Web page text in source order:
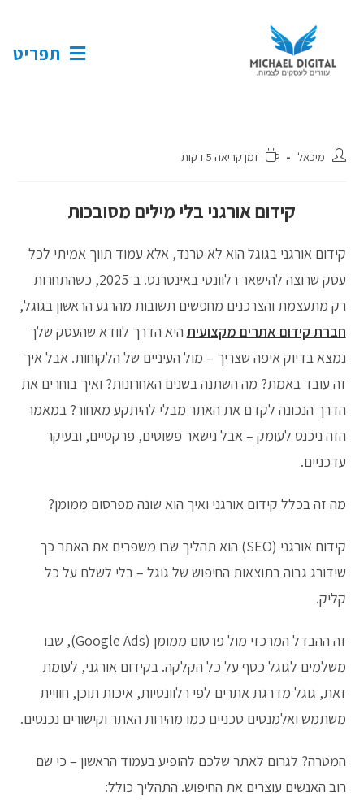
תפריט
מיכאל זמן קריאה 5 דקות
קידום אורגני בלי מילים מסובכות
קידום אורגני בגוגל הוא לא טרנד, אלא עמוד תווך אמיתי לכל
עסק שרוצה להישאר רלוונטי באינטרנט. ב־2025, כשהתחרות
רק מתעצמת והצרכנים מחפשים תשובות מהרגע הראשון בגוגל,
חברת קידום אתרים מקצועית היא הדרך לוודא שהעסק שלך
נמצא בדיוק איפה שצריך – מול העיניים של הלקוחות. אבל איך
זה עובד באמת? מה השתנה בשנים האחרונות? ואיך בוחרים את
הדרך הנכונה לקדם את האתר מבלי להיתקע מאחור? במאמר
הזה ניכנס לעומק – אבל נישאר פשוטים, פרקטיים, ובעיקר
עדכניים.
מה זה בכלל קידום אורגני ואיך הוא שונה מפרסום ממומן?
קידום אורגני (SEO) הוא תהליך שבו משפרים את האתר כך
שידורג גבוה בתוצאות החיפוש של גוגל – בלי לשלם על כל
קליק.
זה ההבדל המרכזי מול פרסום ממומן (Google Ads), שבו
משלמים לגוגל כסף על כל הקלקה. בקידום אורגני, לעומת
זאת, גוגל מדרגת אתרים לפי רלוונטיות, איכות תוכן, חוויית
משתמש ואלמנטים טכניים כמו מהירות האתר וקישורים נכנסים.
המטרה? לגרום לאתר שלכם להופיע בעמוד הראשון – כי שם
רוב האנשים עוצרים את החיפוש. התהליך כולל: